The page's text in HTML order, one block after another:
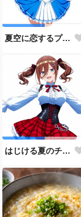
夏空に恋するプリンセス
はじける夏のチェックコーデ！